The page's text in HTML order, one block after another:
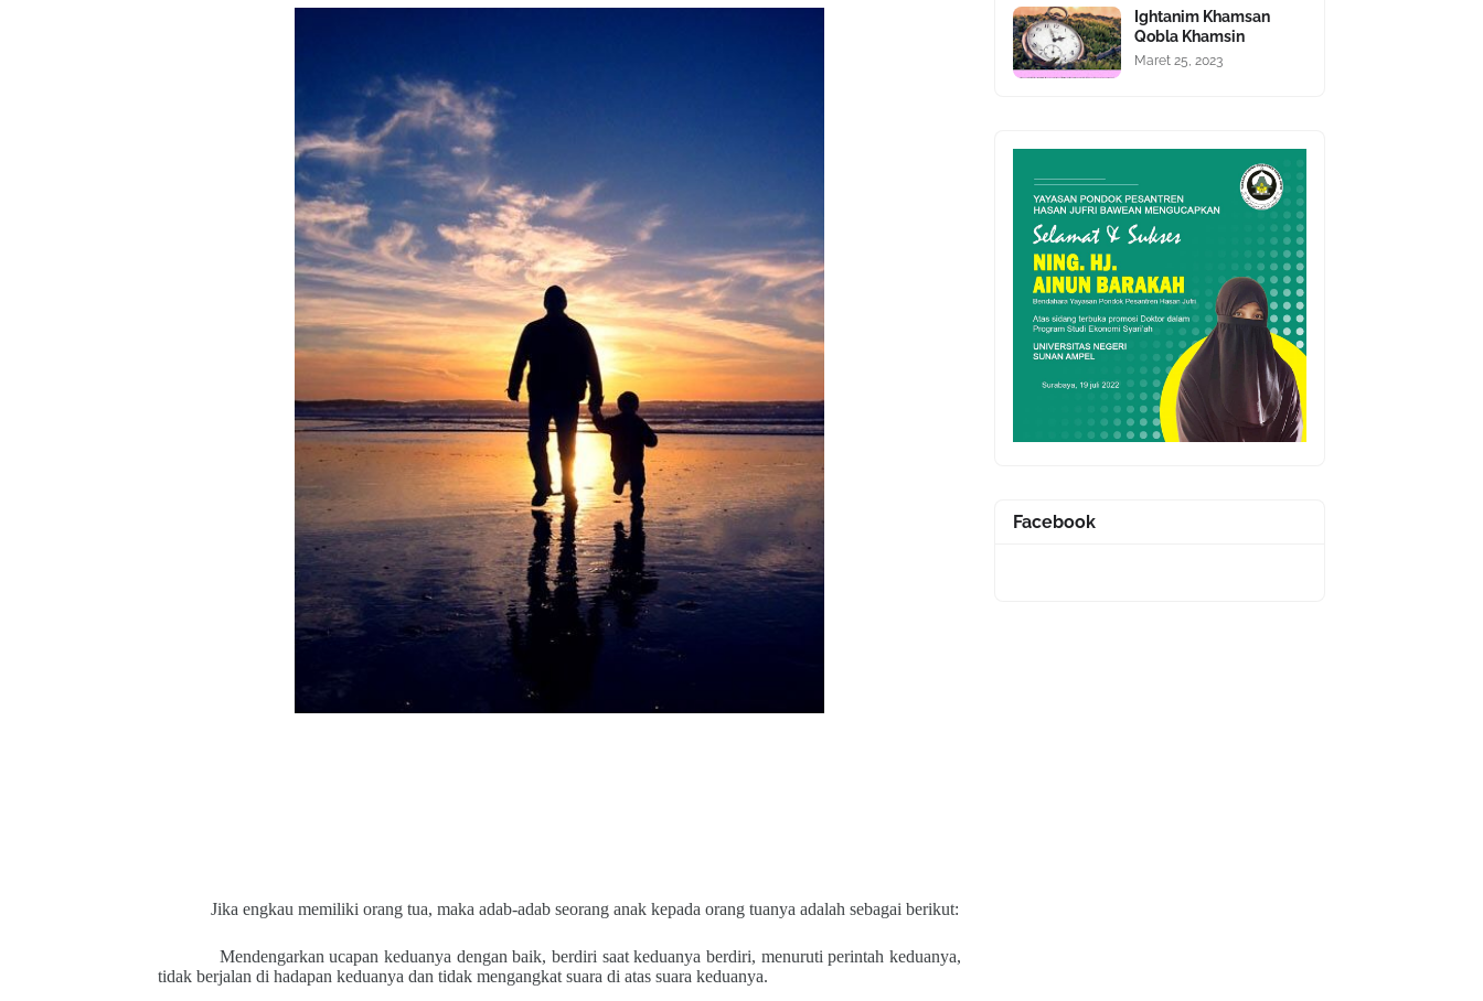
Jika engkau memiliki orang tua, maka adab-adab seorang anak kepada orang tuanya adalah sebagai berikut:
Mendengarkan ucapan keduanya dengan baik, berdiri saat keduanya berdiri, menuruti perintah keduanya,
tidak berjalan di hadapan keduanya dan tidak mengangkat suara di atas suara keduanya.
Ightanim Khamsan
Qobla Khamsin
Maret 25, 2023
Facebook